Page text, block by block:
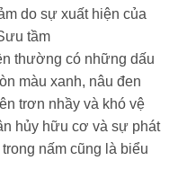
do sự xuất hiện của
tầm
thường có những dấu
màu xanh, nâu đen
trơn nhầy và khó vệ
hủy hữu cơ và sự phát
nấm cũng là biểu